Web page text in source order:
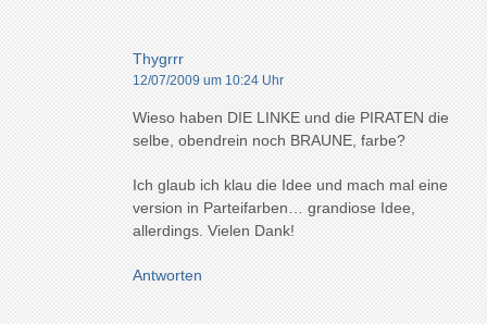
Thygrrr
12/07/2009 um 10:24 Uhr
Wieso haben DIE LINKE und die PIRATEN die
selbe, obendrein noch BRAUNE, farbe?
Ich glaub ich klau die Idee und mach mal eine
version in Parteifarben… grandiose Idee,
allerdings. Vielen Dank!
Antworten